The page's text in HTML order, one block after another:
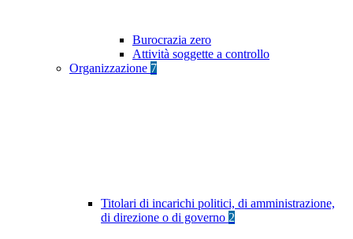
Burocrazia zero
Attività soggette a controllo
Organizzazione 7
Titolari di incarichi politici, di amministrazione,
di direzione o di governo 2